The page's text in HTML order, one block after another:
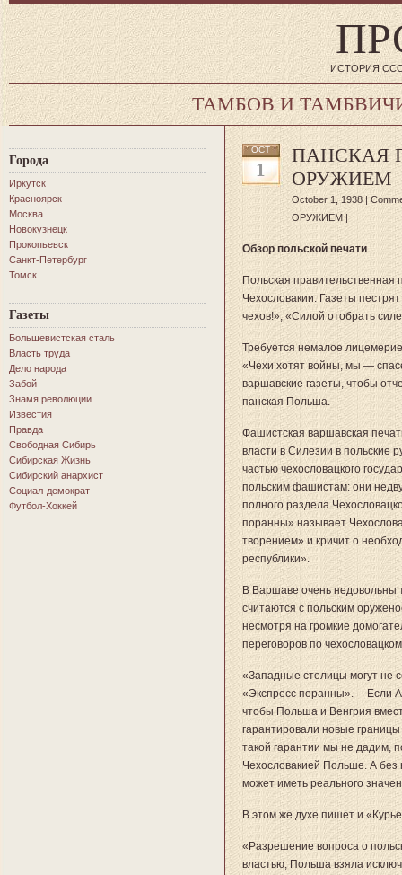
ИСТОРИЯ
ТАМБОВ И
Города
Иркутск
Красноярск
Москва
Новокузнецк
Прокопьевск
Санкт-Петербург
Томск
Газеты
Большевистская сталь
Власть труда
Дело народа
Забой
Знамя революции
Известия
Правда
Свободная Сибирь
Сибирская Жизнь
Сибирский анархист
Социал-демократ
Футбол-Хоккей
OCT
1
ПАНСКАЯ
ОРУЖИЕМ
October 1, 1938 |
ОРУЖИЕМ|
Обзор польской печати
Польская правительственная
Чехословакии. Газеты
чехов!», «Силой отобрать
Требуется немалое
«Чехи хотят войны, мы —
варшавские газеты, чтобы
панская Польша.
Фашистская варшавская
власти в Силезии в польские
частью чехословацкого
польским фашистам: они
полного раздела
поранны» называет
творением» и кричит о
республики».
В Варшаве очень недовольны
считаются с польским
несмотря на громкие
переговоров по
«Западные столицы могут не
«Экспресс поранны».— Если
чтобы Польша и Венгрия
гарантировали новые границы
такой гарантии мы не дадим,
Чехословакией Польше. А без
может иметь реального
В этом же духе пишет и
«Разрешение вопроса о
властью, Польша взяла